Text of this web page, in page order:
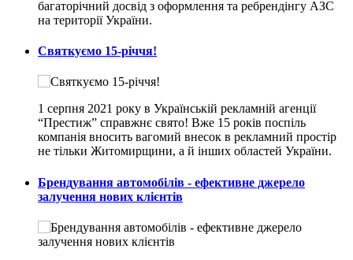
багаторічний досвід з оформлення та ребрендінгу АЗС
на території України.
Святкуємо 15-річчя!
1 серпня 2021 року в Українській рекламній агенції
“Престиж” справжнє свято! Вже 15 років поспіль
компанія вносить вагомий внесок в рекламний простір
не тільки Житомирщини, а й інших областей України.
Брендування автомобілів - ефективне джерело
залучення нових клієнтів